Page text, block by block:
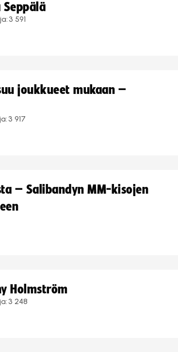
3 591
joukkueet mukaan –
3 917
– Salibandyn MM-kisojen
Holmström
3 248